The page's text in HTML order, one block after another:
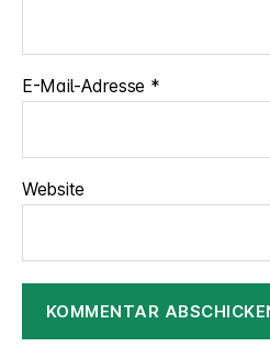
E-Mail-Adresse *
Website